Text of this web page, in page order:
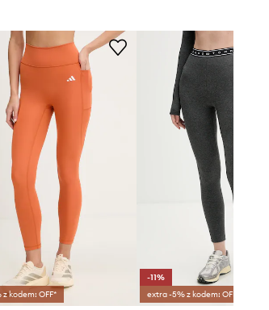
Rozmiarówka standardowa
Zalecamy wybór rozmiaru, jaki nosisz
zazwyczaj.
Tabela rozmiarów
kodem: OFF*
-11%
extra -5% z kodem: OFF*